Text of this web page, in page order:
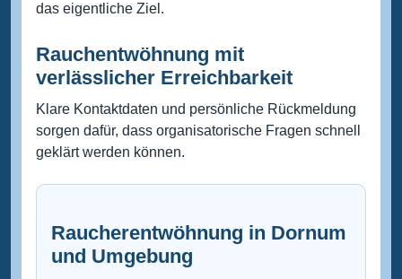
das eigentliche Ziel.
Rauchentwöhnung mit
verlässlicher Erreichbarkeit
Klare Kontaktdaten und persönliche Rückmeldung
sorgen dafür, dass organisatorische Fragen schnell
geklärt werden können.
Raucherentwöhnung in Dornum
und Umgebung